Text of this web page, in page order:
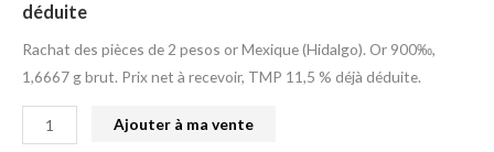
déduite
Rachat des pièces de 2 pesos or Mexique (Hidalgo). Or 900‰,
1,6667 g brut. Prix net à recevoir, TMP 11,5 % déjà déduite.
Ajouter à ma vente